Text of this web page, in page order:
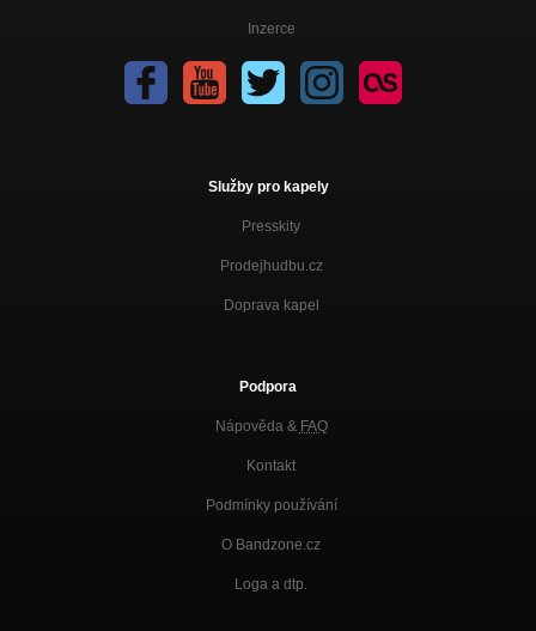
Inzerce
Služby pro kapely
Presskity
Prodejhudbu.cz
Doprava kapel
Podpora
Nápověda & FAQ
Kontakt
Podmínky používání
O Bandzone.cz
Loga a dtp.